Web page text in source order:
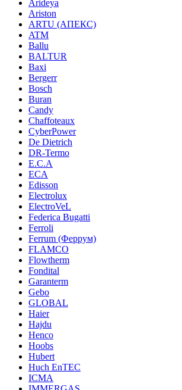
Arideya
Ariston
ARTU (АПЕКС)
ATM
Ballu
BALTUR
Baxi
Bergerr
Bosch
Buran
Candy
Chaffoteaux
CyberPower
De Dietrich
DR-Termo
E.C.A
ECA
Edisson
Electrolux
ElectroVeL
Federica Bugatti
Ferroli
Ferrum (Феррум)
FLAMCO
Flowtherm
Fondital
Garanterm
Gebo
GLOBAL
Haier
Hajdu
Henco
Hoobs
Hubert
Huch EnTEC
ICMA